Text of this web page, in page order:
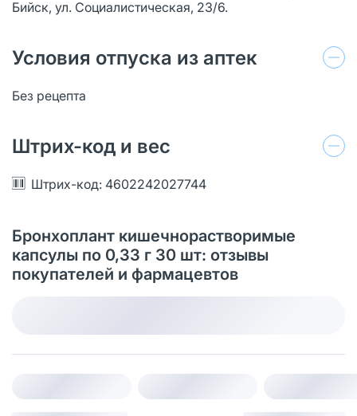
Бийск, ул. Социалистическая, 23/6.
Условия отпуска из аптек
Без рецепта
Штрих-код и вес
Штрих-код: 4602242027744
Бронхоплант кишечнорастворимые
капсулы по 0,33 г 30 шт: отзывы
покупателей и фармацевтов